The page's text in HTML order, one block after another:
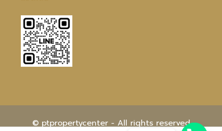
© ptpropertycenter - All rights reserved